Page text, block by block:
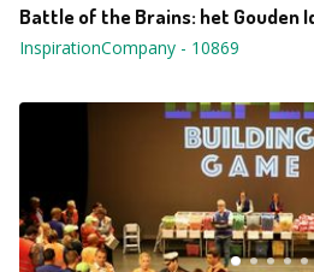
Battle of the Brains: het Gouden
InspirationCompany - 10869